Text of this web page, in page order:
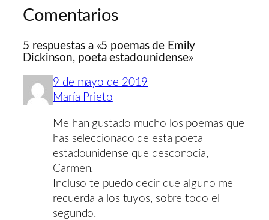
Comentarios
5 respuestas a «5 poemas de Emily
Dickinson, poeta estadounidense»
9 de mayo de 2019
María Prieto
Me han gustado mucho los poemas que
has seleccionado de esta poeta
estadounidense que desconocía,
Carmen.
Incluso te puedo decir que alguno me
recuerda a los tuyos, sobre todo el
segundo.